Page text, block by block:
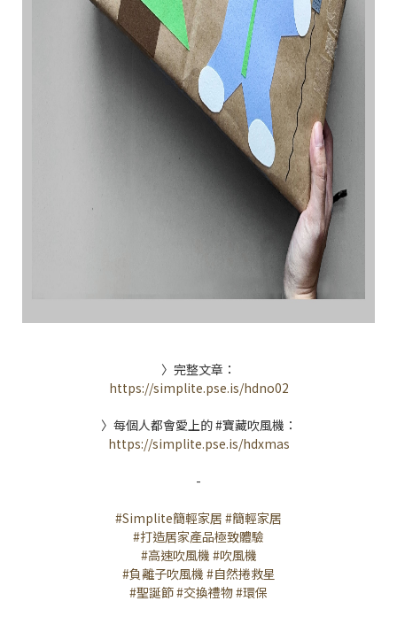
〉完整文章：
https://simplite.pse.is/hdno02
〉每個人都會愛上的 #寶藏吹風機：
https://simplite.pse.is/hdxmas
-
#Simplite簡輕家居 #簡輕家居
#打造居家產品極致體驗
#高速吹風機 #吹風機
#負離子吹風機 #自然捲救星
#聖誕節#交換禮物#環保